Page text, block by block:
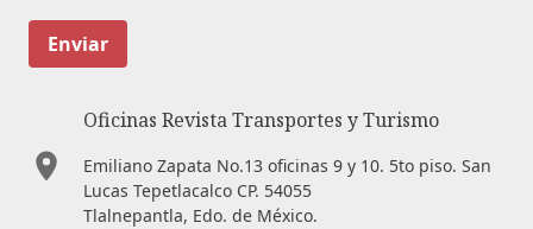
Enviar
Oficinas Revista Transportes y Turismo
Emiliano Zapata No.13 oficinas 9 y 10. 5to piso. San
Lucas Tepetlacalco CP. 54055
Tlalnepantla, Edo. de México.